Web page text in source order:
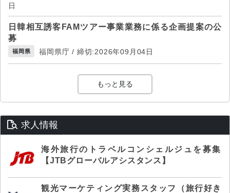
日
日韓相互誘客FAMツアー事業業務に係る企画提案の公
募
福岡県 福岡県庁 / 締切:2026年09月04日
もっと見る
求人情報
海外旅行のトラベルコンシェルジュを募集
【JTBグローバルアシスタンス】
観光マーケティング実務スタッフ（旅行好き